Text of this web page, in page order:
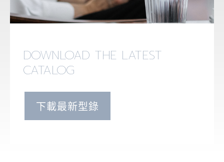
DOWNLOAD THE LATEST
CATALOG
下載最新型錄